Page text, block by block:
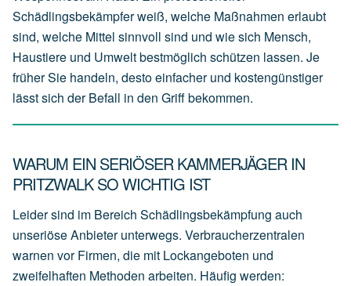
Schädlingsbekämpfer weiß, welche Maßnahmen erlaubt
sind, welche Mittel sinnvoll sind und wie sich Mensch,
Haustiere und Umwelt bestmöglich schützen lassen. Je
früher Sie handeln, desto einfacher und kostengünstiger
lässt sich der Befall in den Griff bekommen.
WARUM EIN SERIÖSER KAMMERJÄGER IN
PRITZWALK SO WICHTIG IST
Leider sind im Bereich Schädlingsbekämpfung auch
unseriöse Anbieter unterwegs. Verbraucherzentralen
warnen vor Firmen, die mit Lockangeboten und
zweifelhaften Methoden arbeiten. Häufig werden: